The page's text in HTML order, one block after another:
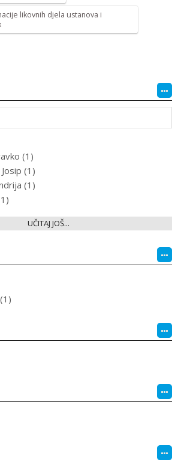
likovnih djela ustanova i
(1)
(1)
(1)
UČITAJ JOŠ...